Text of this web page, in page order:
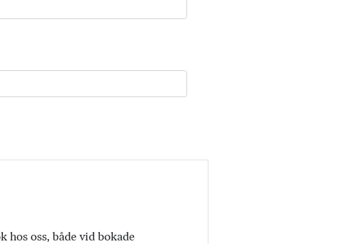
hos oss, både vid bokade